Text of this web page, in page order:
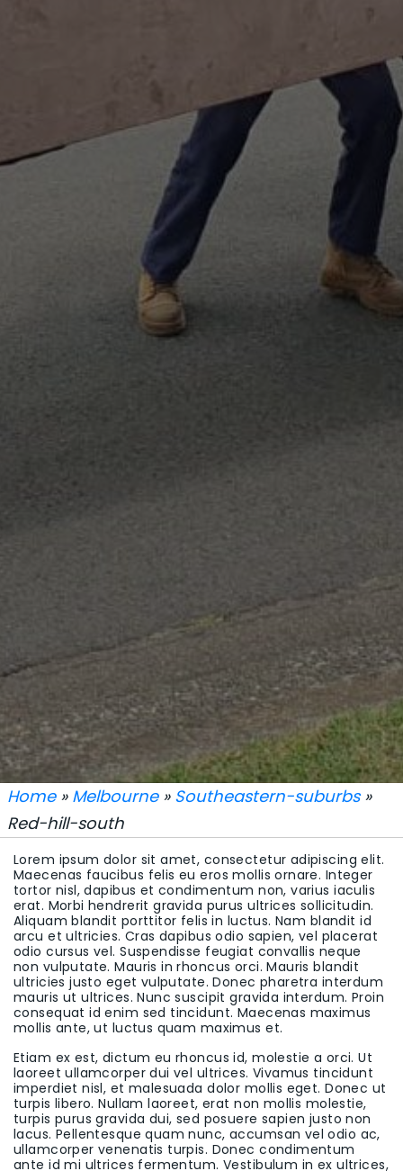
Home» Melbourne» Southeastern-suburbs»
Red-hill-south
Lorem ipsum dolor sit amet, consectetur adipiscing elit.
Maecenas faucibus felis eu eros mollis ornare. Integer
tortor nisl, dapibus et condimentum non, varius iaculis
erat. Morbi hendrerit gravida purus ultrices sollicitudin.
Aliquam blandit porttitor felis in luctus. Nam blandit id
arcu et ultricies. Cras dapibus odio sapien, vel placerat
odio cursus vel. Suspendisse feugiat convallis neque
non vulputate. Mauris in rhoncus orci. Mauris blandit
ultricies justo eget vulputate. Donec pharetra interdum
mauris ut ultrices. Nunc suscipit gravida interdum. Proin
consequat id enim sed tincidunt. Maecenas maximus
mollis ante, ut luctus quam maximus et.
Etiam ex est, dictum eu rhoncus id, molestie a orci. Ut
laoreet ullamcorper dui vel ultrices. Vivamus tincidunt
imperdiet nisl, et malesuada dolor mollis eget. Donec ut
turpis libero. Nullam laoreet, erat non mollis molestie,
turpis purus gravida dui, sed posuere sapien justo non
lacus. Pellentesque quam nunc, accumsan vel odio ac,
ullamcorper venenatis turpis. Donec condimentum
ante id mi ultrices fermentum. Vestibulum in ex ultrices,